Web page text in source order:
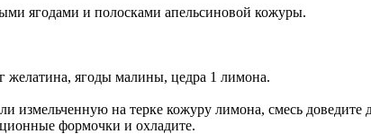
ягодами и полосками апельсиновой кожуры.
желатина, ягоды малины, цедра 1 лимона.
на терке кожуру лимона, смесь доведите
формочки и охладите.